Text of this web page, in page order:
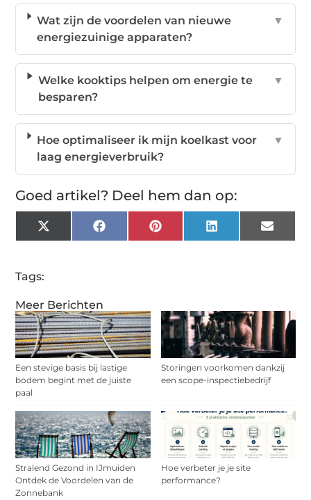
Meer Berichten
Een stevige basis bij lastige
bodem begint met de juiste
paal
Storingen voorkomen dankzij
een scope-inspectiebedrijf
Stralend Gezond in IJmuiden
Ontdek de Voordelen van de
Zonnebank
Hoe verbeter je je site
performance?
Wat zijn de voordelen van nieuwe
energiezuinige apparaten?
▼
Welke kooktips helpen om energie te
besparen?
▼
Hoe optimaliseer ik mijn koelkast voor
laag energieverbruik?
▼
Goed artikel? Deel hem dan op:
X
(Twitter)
FacebookPinterestLinkedIn Email
Tags: